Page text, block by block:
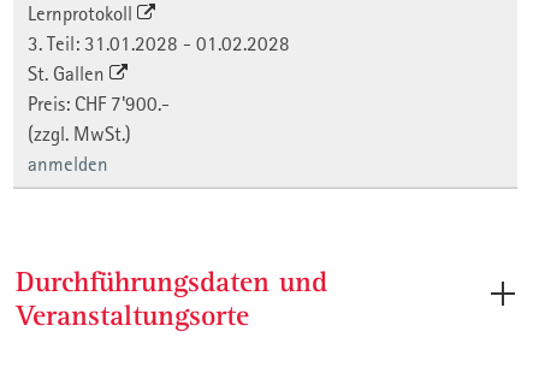
Lernprotokoll
3. Teil: 31.01.2028 - 01.02.2028
St. Gallen
Preis: CHF 7'900.-
(zzgl. MwSt.)
anmelden
Durchführungsdaten und
Veranstaltungsorte